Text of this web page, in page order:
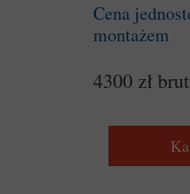
Cena
montażem
4300 zł